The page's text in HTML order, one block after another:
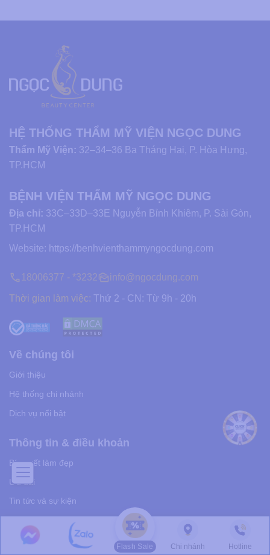
HỆ THỐNG THẨM MỸ VIỆN NGỌC DUNG
Thẩm Mỹ Viện: 32–34–36 Ba Tháng Hai, P. Hòa Hưng,
TP.HCM
BỆNH VIỆN THẨM MỸ NGỌC DUNG
Địa chỉ: 33C–33D–33E Nguyễn Bỉnh Khiêm, P. Sài Gòn,
TP.HCM
Website: https://benhvienthammyngocdung.com
18006377 - *3232 info@ngocdung.com
Thời gian làm việc: Thứ 2 - CN: Từ 9h - 20h
Về chúng tôi
Giới thiệu
Hệ thống chi nhánh
Dịch vụ nổi bật
Thông tin & điều khoản
Bí quyết làm đẹp
Ưu đãi
Tin tức và sự kiện
Chính sách bảo mật
Flash Sale Chi nhánh Hotline